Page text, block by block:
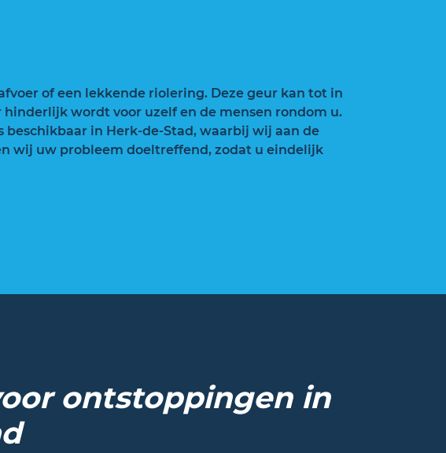
of een lekkende riolering. Deze geur kan tot in
wordt voor uzelf en de mensen rondom u.
in Herk-de-Stad, waarbij wij aan de
wij uw probleem doeltreffend, zodat u eindelijk
ontstoppingen in